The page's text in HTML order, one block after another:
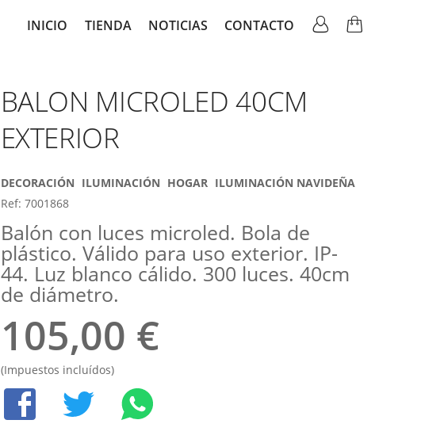
Main
INICIO TIENDA NOTICIAS CONTACTO
BALON MICROLED 40CM
EXTERIOR
DECORACIÓN ILUMINACIÓN HOGAR ILUMINACIÓN NAVIDEÑA
Ref: 7001868
Balón con luces microled. Bola de
plástico. Válido para uso exterior. IP-
44. Luz blanco cálido. 300 luces. 40cm
de diámetro.
105,00 €
(Impuestos incluídos)